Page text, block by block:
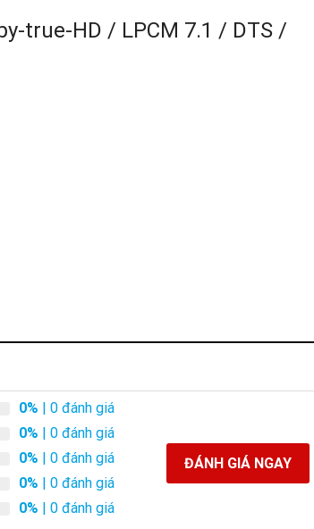
true-HD / LPCM 7.1 / DTS /
0% | 0 đánh giá
0% | 0 đánh giá
0% | 0 đánh giá
0% | 0 đánh giá
0% | 0 đánh giá
ĐÁNH GIÁ NGAY